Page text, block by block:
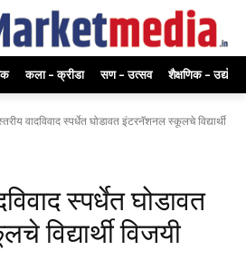
कला – क्रीडा सण – उत्सव शैक्षणिक – उद्योग
वादविवाद स्पर्धेत घोडावत इंटरनॅशनल स्कूलचे विद्यार्थी
स्पर्धेत घोडावत
विद्यार्थी विजयी